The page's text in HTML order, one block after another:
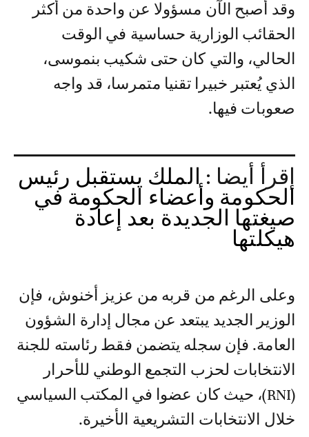
وقد أصبح الآن مسؤولا عن واحدة من أكثر
الحقائب الوزارية حساسية في الوقت
الحالي، والتي كان حتى شكيب بنموسى،
الذي يُعتبر خبيرا تقنيا متمرسا، قد واجه
صعوبات فيها.
إقرأ أيضا :الملك يستقبل رئيس
الحكومة وأعضاء الحكومة في
صيغتها الجديدة بعد إعادة
هيكلتها
وعلى الرغم من قربه من عزيز أخنوش، فإن
الوزير الجديد يبتعد عن مجال إدارة الشؤون
العامة. فإن سجله يتضمن فقط رئاسته للجنة
الانتخابات لحزب التجمع الوطني للأحرار
(RNI)، حيث كان عضوا في المكتب السياسي
خلال الانتخابات التشريعية الأخيرة.